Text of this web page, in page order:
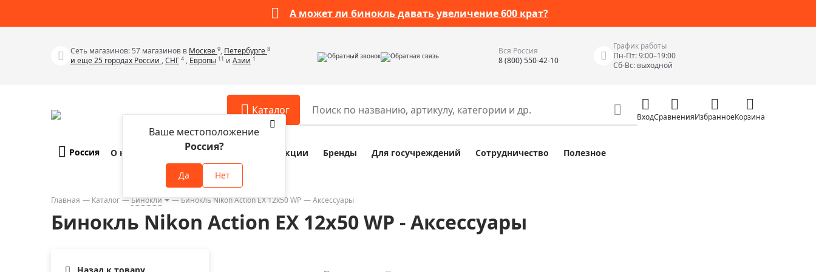
А может ли бинокль давать увеличение 600 крат?
Сеть магазинов: 57 магазинов в Москве 9, Петербурге 8
и еще 25 городах России ,СНГ 4 , Европы 11 и Азии 1 Обратный звонок Обратная связь
Вся Россия
8 (800) 550-42-10
График работы
Пн-Пт: 9:00–19:00
Сб-Вс: выходной
Каталог
Телескопы
Бинокли
Зрительные трубы
Монокуляры
Аксессуары для микроскопов
Аксессуары для зрительных труб
Разное
Наборы исследователя Bresser Junior
Наборы для химических опытов
Измерительные инструменты
ВходСравненияИзбранноеКорзина
Россия
Ваше местоположение
Россия?
Да Нет
О компании Оплата и доставка Акции Бренды Для госучреждений Сотрудничество Полезное
Главная Каталог Бинокли Бинокль Nikon Action EX 12x50 WP Аксессуары
Бинокль Nikon Action EX 12x50 WP - Аксессуары